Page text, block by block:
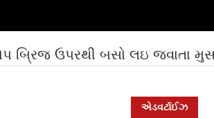
બ્રિજ ઉપરથી બસો લઇ જવાતા
એડવર્ટાઈઝ